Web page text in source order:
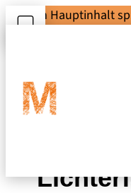
Zum Hauptinhalt
Teltow,